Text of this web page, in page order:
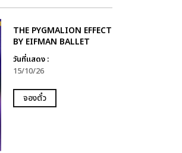
THE PYGMALION EFFECT
BY EIFMAN BALLET
วันที่แสดง :
15/10/26
จองตั๋ว